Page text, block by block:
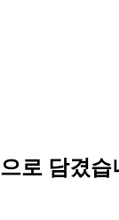
로 담겼습